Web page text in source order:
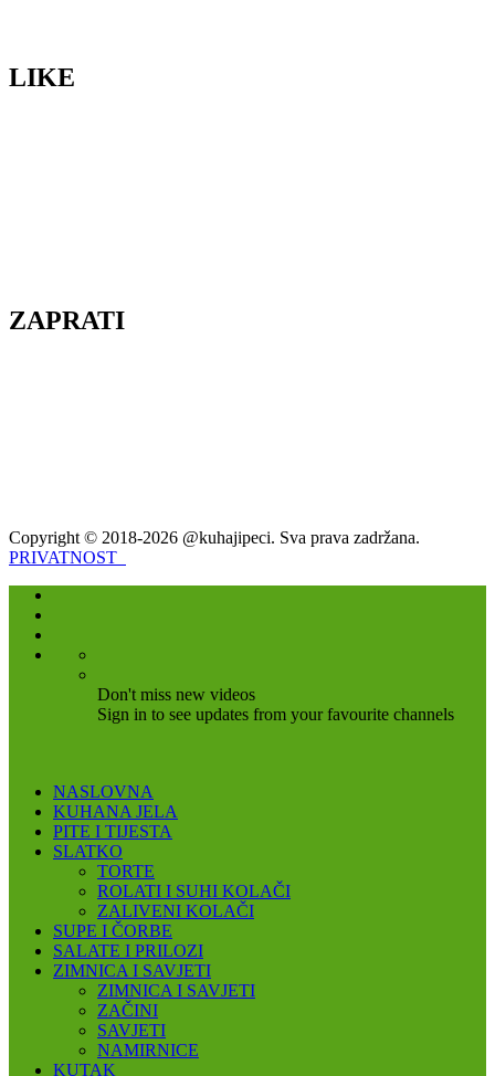
LIKE
ZAPRATI
Copyright © 2018-2026 @kuhajipeci. Sva prava zadržana.
PRIVATNOST
Don't miss new videos
Sign in to see updates from your favourite channels
NASLOVNA
KUHANA JELA
PITE I TIJESTA
SLATKO
TORTE
ROLATI I SUHI KOLAČI
ZALIVENI KOLAČI
SUPE I ČORBE
SALATE I PRILOZI
ZIMNICA I SAVJETI
ZIMNICA I SAVJETI
ZAČINI
SAVJETI
NAMIRNICE
KUTAK